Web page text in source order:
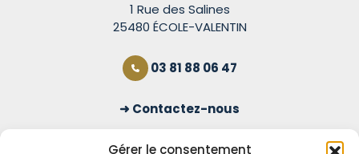
Gérer le consentement
1 Rue des Salines
25480 ÉCOLE-VALENTIN
03 81 88 06 47
Contactez-nous